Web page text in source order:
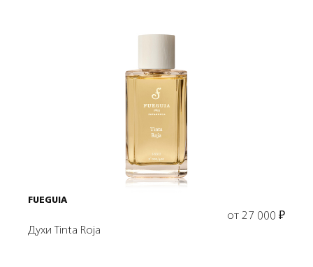
Выбрать объем
FUEGUIA
от 27 000 ₽
Духи Tinta Roja